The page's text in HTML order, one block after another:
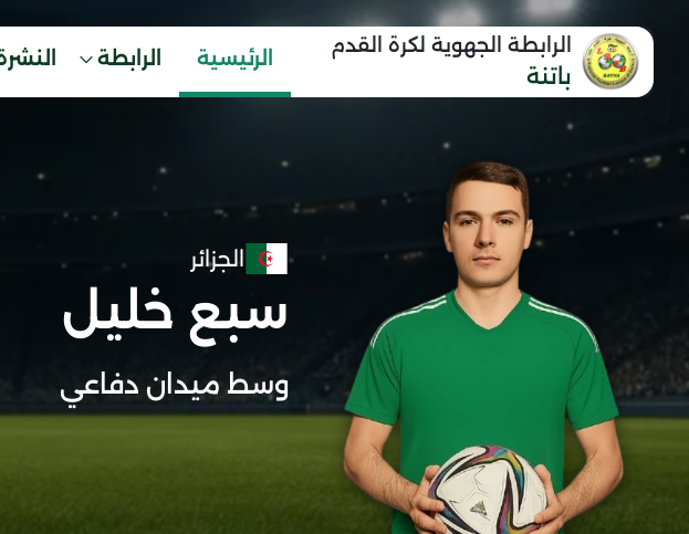
الرابطة الجهوية لكرة القدم
باتنة
الرئيسية الرابطة
الجزائر
سبع خليل
وسط ميدان دفاعي